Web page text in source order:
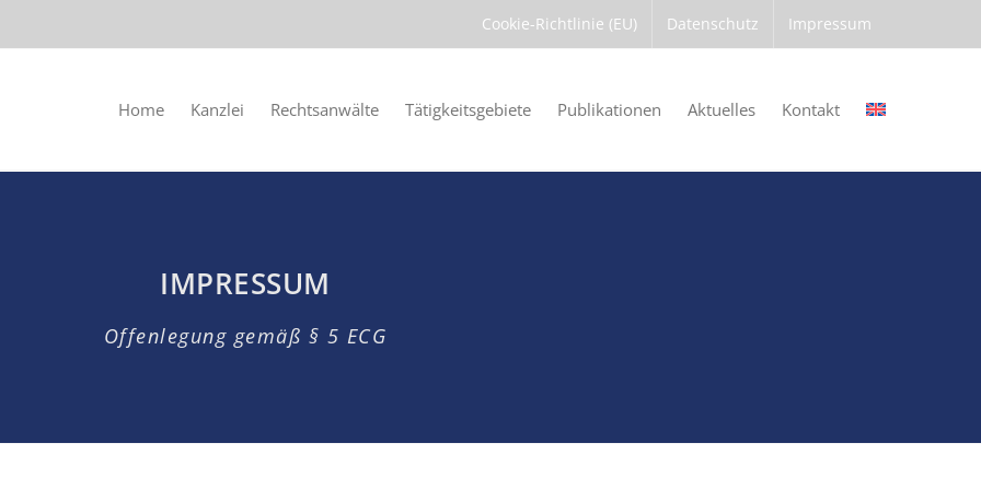
Cookie-Richtlinie (EU) Datenschutz Impressum
Home Kanzlei Rechtsanwälte Tätigkeitsgebiete Publikationen Aktuelles Kontakt
IMPRESSUM
Offenlegung gemäß § 5 ECG